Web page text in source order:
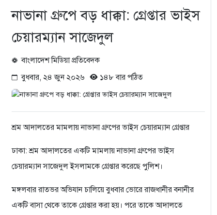
নাভানা গ্রুপে বড় ধাক্কা: গ্রেপ্তার ভাইস
চেয়ারম্যান সাজেদুল
বাংলাদেশ মিডিয়া প্রতিবেদক
বুধবার, ২৪ জুন ২০২৬
১৪৮ বার পঠিত
শ্রম আদালতের মামলায় নাভানা গ্রুপের ভাইস চেয়ারম্যান গ্রেপ্তার
ঢাকা: শ্রম আদালতের একটি মামলায় নাভানা গ্রুপের ভাইস
চেয়ারম্যান সাজেদুল ইসলামকে গ্রেপ্তার করেছে পুলিশ।
মঙ্গলবার রাতভর অভিযান চালিয়ে বুধবার ভোরে রাজধানীর বনানীর
একটি বাসা থেকে তাকে গ্রেপ্তার করা হয়। পরে তাকে আদালতে